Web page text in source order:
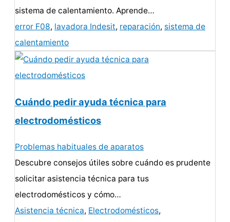
sistema de calentamiento. Aprende…
error F08, lavadora Indesit, reparación, sistema de
calentamiento
Cuándo pedir ayuda técnica para
electrodomésticos
Problemas habituales de aparatos
Descubre consejos útiles sobre cuándo es prudente
solicitar asistencia técnica para tus
electrodomésticos y cómo…
Asistencia técnica, Electrodomésticos,